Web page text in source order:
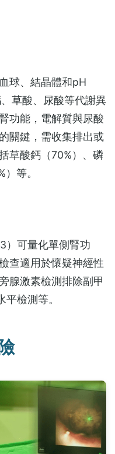
球、結晶體和pH
草酸、尿酸等代謝異
功能，電解質與尿酸
關鍵，需收集排出或
草酸鈣（70%）、磷
等。
）可量化單側腎功
查適用於懷疑神經性
腺激素檢測排除副甲
檢測等。